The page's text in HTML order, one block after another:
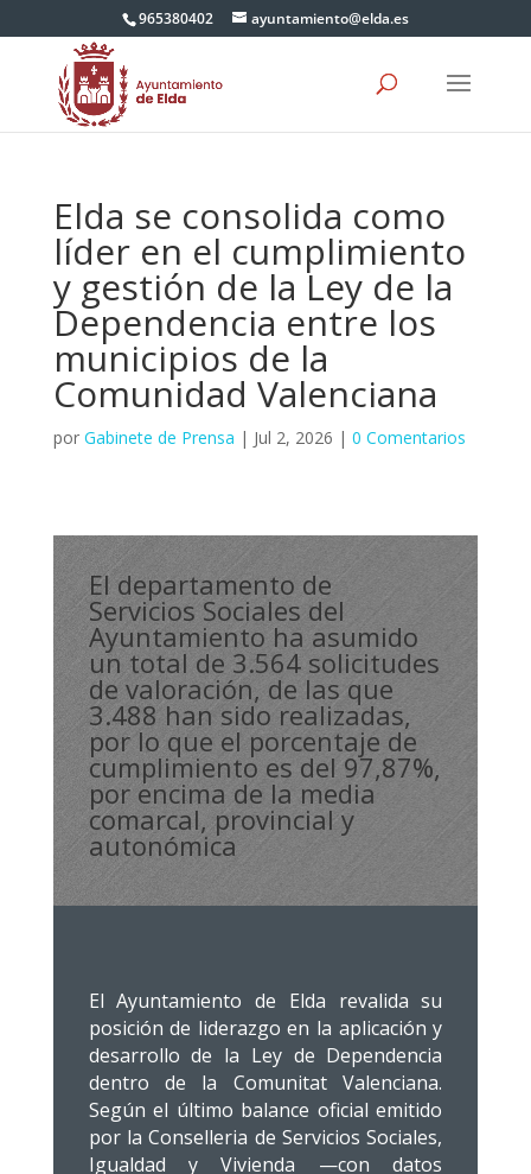
965380402 ayuntamiento@elda.es
Elda se consolida como
líder en el cumplimiento
y gestión de la Ley de la
Dependencia entre los
municipios de la
Comunidad Valenciana
por Gabinete de Prensa | Jul 2, 2026 | 0 Comentarios
El departamento de
Servicios Sociales del
Ayuntamiento ha asumido
un total de 3.564 solicitudes
de valoración, de las que
3.488 han sido realizadas,
por lo que el porcentaje de
cumplimiento es del 97,87%,
por encima de la media
comarcal, provincial y
autonómica
El Ayuntamiento de Elda revalida su
posición de liderazgo en la aplicación y
desarrollo de la Ley de Dependencia
dentro de la Comunitat Valenciana.
Según el último balance oficial emitido
por la Conselleria de Servicios Sociales,
Igualdad y Vivienda —con datos